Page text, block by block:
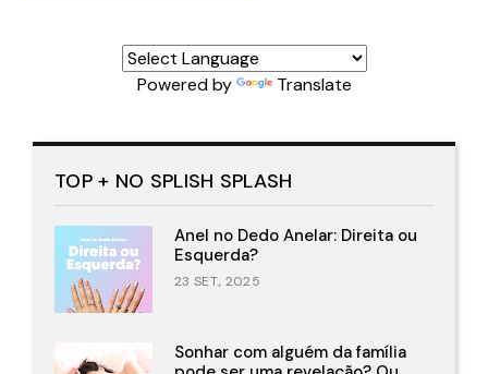
Powered by Translate
TOP + NO SPLISH SPLASH
Anel no Dedo Anelar: Direita ou
Esquerda?
23 SET., 2025
Sonhar com alguém da família